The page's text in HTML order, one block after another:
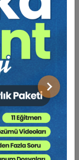
Sonraki
aşkın süre içinde
Yazıları’mız ile
meraklı icra ve iflas
düşünerek, bu
de sunmaya
Önce -41 sayfalık-
'Birinci Bölüm'de
Yönetmelikler",
'Dördüncü
"Uygulamada